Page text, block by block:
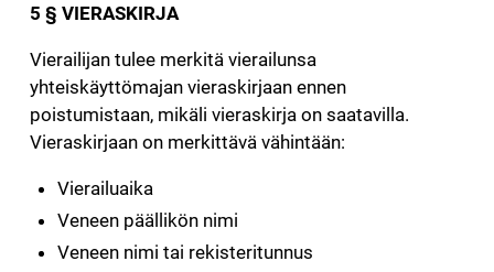
5 § VIERASKIRJA
Vierailijan tulee merkitä vierailunsa
yhteiskäyttömajan vieraskirjaan ennen
poistumistaan, mikäli vieraskirja on saatavilla.
Vieraskirjaan on merkittävä vähintään:
Vierailuaika
Veneen päällikön nimi
Veneen nimi tai rekisteritunnus